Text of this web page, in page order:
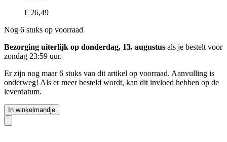
€ 26,49
Nog 6 stuks op voorraad
Bezorging uiterlijk op donderdag, 13. augustus als je bestelt voor
zondag 23:59 uur.
Er zijn nog maar 6 stuks van dit artikel op voorraad. Aanvulling is
onderweg! Als er meer besteld wordt, kan dit invloed hebben op de
leverdatum.
In winkelmandje